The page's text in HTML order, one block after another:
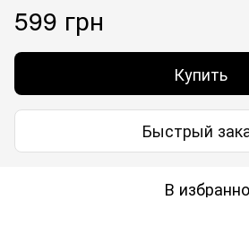
599 грн
Купить
Быстрый
В